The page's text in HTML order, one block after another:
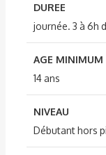
DUREE
journée. 3 à 6h
AGE MINIMUM
14 ans
NIVEAU
Débutant hors